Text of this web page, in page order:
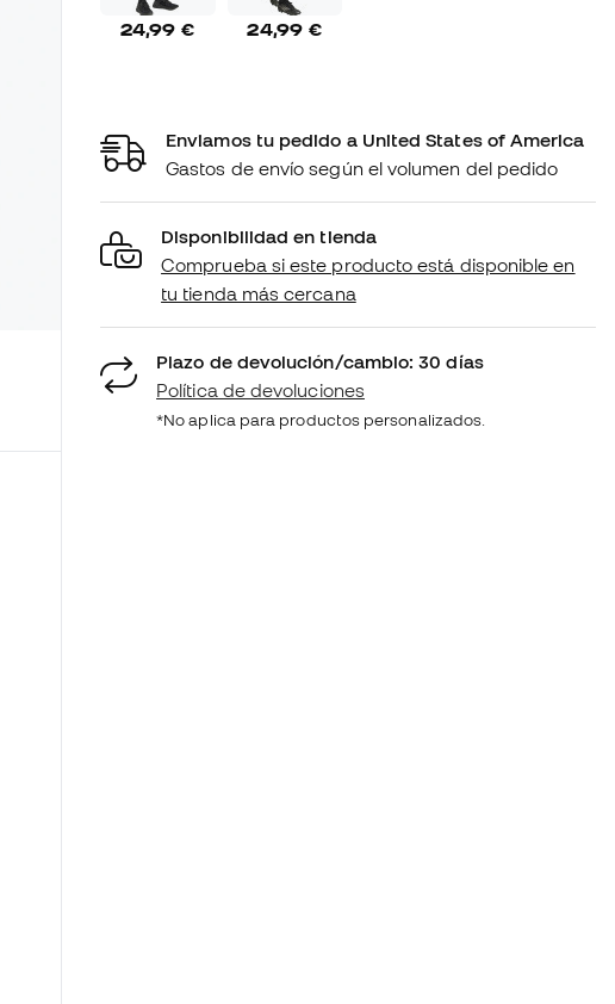
24,99 € 24,99 €
Enviamos tu pedido a United States of America
Gastos de envío según el volumen del pedido
Disponibilidad en tienda
Comprueba si este producto está disponible en
tu tienda más cercana
Plazo de devolución/cambio: 30 días
Política de devoluciones
*No aplica para productos personalizados.